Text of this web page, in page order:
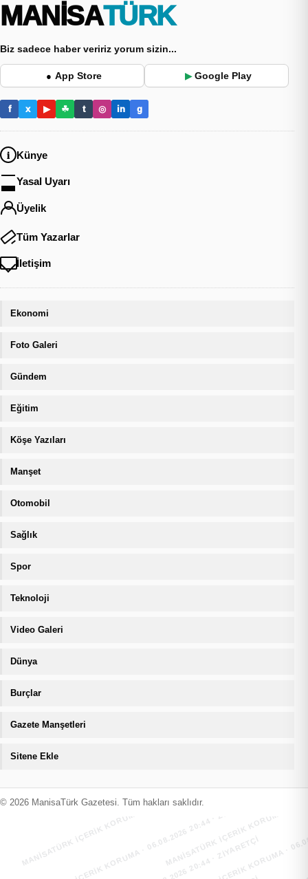
MANİSA TÜRK
Biz sadece haber veririz yorum sizin...
● App Store ▶ Google Play
f x ▶ ☘ t ◎ in g
Künye
Yasal Uyarı
Üyelik
Tüm Yazarlar
İletişim
Ekonomi
Foto Galeri
Gündem
Eğitim
Köşe Yazıları
Manşet
Otomobil
Sağlık
Spor
Teknoloji
Video Galeri
Dünya
Burçlar
Gazete Manşetleri
Sitene Ekle
© 2026 ManisaTürk Gazetesi. Tüm hakları saklıdır.
MANİSATÜRK İÇERİK KORUMA · 06.08.2026 20:44 · ZIYARETÇI
MANİSATÜRK İÇERİK KORUMA
MANİSATÜRK İÇERİK KORUMA · 06.08.2026 20:44 · ZIYARETÇI
MANİSATÜRK İÇERİK KORUMA